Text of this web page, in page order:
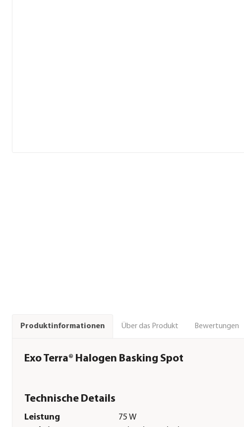
Produktinformationen Über das Produkt Bewertungen
Exo Terra® Halogen Basking Spot
Technische Details
Leistung
75 W